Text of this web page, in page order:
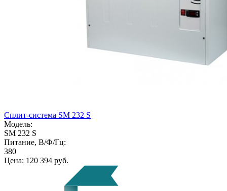
Сплит-система SM 232 S
Модель:
SM 232 S
Питание, В/Ф/Гц:
380
Цена: 120 394 руб.